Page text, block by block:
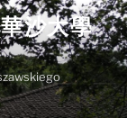
沙大學